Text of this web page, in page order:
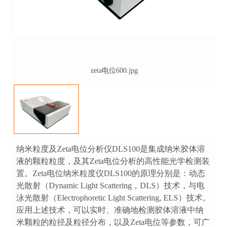
zeta电位600.jpg
纳米粒度及Zeta电位分析仪DLS100是集成纳米胶体溶
液的颗粒粒度，及其Zeta电位分析的高性能光学检测装
置。Zeta电位纳米粒度仪DLS100的原理分别是：动态
光散射（Dynamic Light Scattering，DLS）技术，与电
泳光散射（Electrophoretic Light Scattering, ELS）技术。
应用上述技术，可以实时、准确地检测胶体溶液中纳
米颗粒的粒径及粒径分布，以及Zeta电位等参数，可广